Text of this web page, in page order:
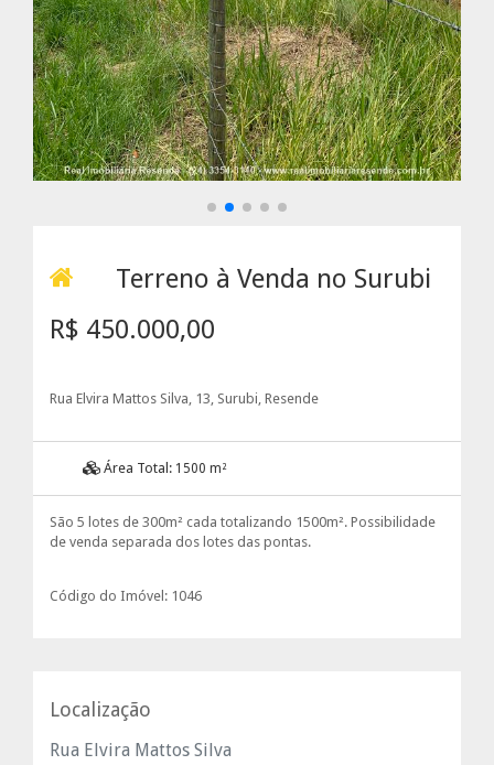
Terreno à Venda no Surubi
R$ 450.000,00
Rua Elvira Mattos Silva, 13, Surubi, Resende
Área Total: 1500 m²
São 5 lotes de 300m² cada totalizando 1500m². Possibilidade
de venda separada dos lotes das pontas.
Código do Imóvel: 1046
Localização
Rua Elvira Mattos Silva